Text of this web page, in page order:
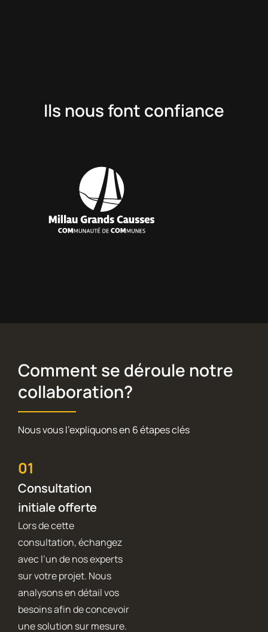
Ils nous font confiance
Comment se déroule notre
collaboration?
Nous vous l’expliquons en 6 étapes clés
01
Consultation
initiale offerte
Lors de cette
consultation, échangez
avec l’un de nos experts
sur votre projet. Nous
analysons en détail vos
besoins afin de concevoir
une solution sur mesure.